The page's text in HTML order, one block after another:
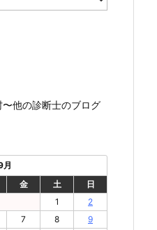
〜他の診断士のブログ
月
金 土
日
1
2
7 8
9